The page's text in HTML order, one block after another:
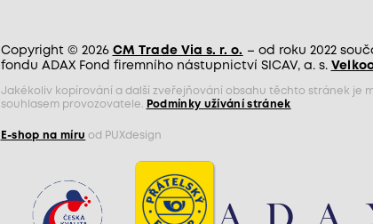
Copyright © 2026 CM Trade Via s. r. o. – od roku 2022
fondu ADAX Fond firemního nástupnictví SICAV, a. s.
Jakékoliv kopírování a další zveřejňování obsahu těchto stránek je
souhlasem provozovatele.
Podmínky užívání stránek
E-shop na míru od PUXdesign